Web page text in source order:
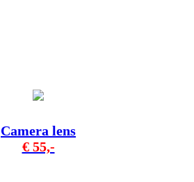
Camera lens
€ 55,-